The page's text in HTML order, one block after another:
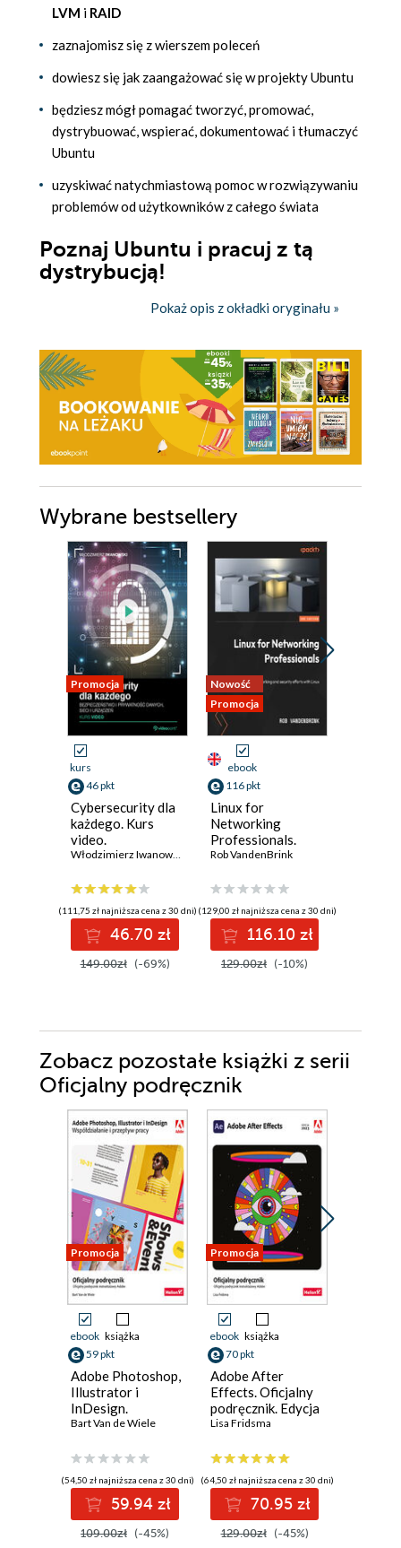
LVM i RAID
zaznajomisz się z wierszem poleceń
dowiesz się jak zaangażować się w projekty Ubuntu
będziesz mógł pomagać tworzyć, promować,
dystrybuować, wspierać, dokumentować i tłumaczyć
Ubuntu
uzyskiwać natychmiastową pomoc w rozwiązywaniu
problemów od użytkowników z całego świata
Poznaj Ubuntu i pracuj z tą
dystrybucją!
Pokaż opis z okładki oryginału »
Wybrane bestsellery
Promocja
kurs
46 pkt
Cybersecurity dla
każdego. Kurs
video.
Bezpieczeństwo i
danych, sieci i
urządzeń
(111,75 zł najniższa cena z 30 dni)
46.70 zł
149.00zł (-69%)
Nowość
Promocja
ebook
116 pkt
Linux for
Networking
Professionals.
Strengthen your
security efforts
with Linux -
Second Edition
Rob VandenBrink
(129,00 zł najniższa cena z 30 dni)
116.10 zł
129.00zł (-10%)
Zobacz pozostałe książki z serii
Oficjalny podręcznik
Promocja
ebook książka
59 pkt
Adobe Photoshop,
Illustrator i
InDesign.
Współdziałanie i
Oficjalny
podręcznik
Bart Van de Wiele
(54,50 zł najniższa cena z 30 dni)
59.94 zł
109.00zł (-45%)
Promocja
ebook książka
70 pkt
Adobe After
Effects. Oficjalny
podręcznik. Edycja
2023
Lisa Fridsma
(64,50 zł najniższa cena z 30 dni)
70.95 zł
129.00zł (-45%)